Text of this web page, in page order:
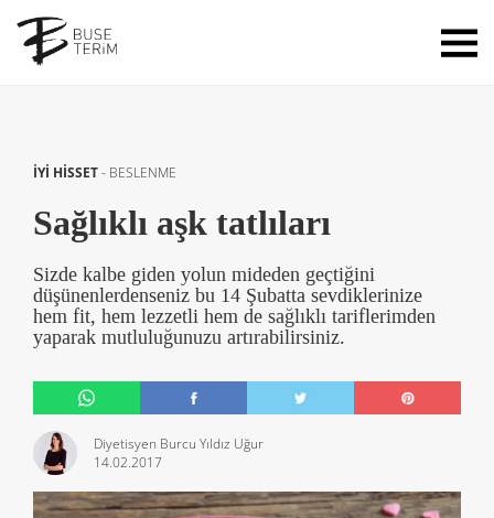
İYİ HİSSET- BESLENME
Sağlıklı aşk tatlıları
Sizde kalbe giden yolun mideden geçtiğini
düşünenlerdenseniz bu 14 Şubatta sevdiklerinize
hem fit, hem lezzetli hem de sağlıklı tariflerimden
yaparak mutluluğunuzu artırabilirsiniz.
Diyetisyen Burcu Yıldız Uğur
14.02.2017